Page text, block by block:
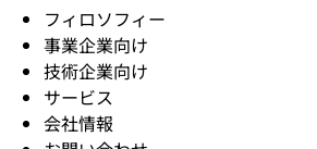
フィロソフィー
事業企業向け
技術企業向け
サービス
会社情報